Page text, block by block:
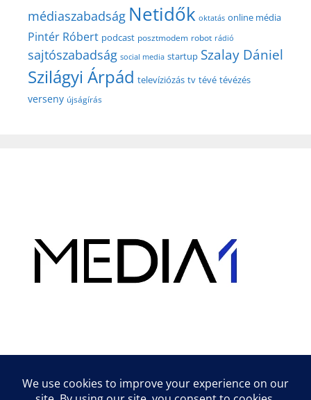
médiaszabadság Netidők oktatás online média
Pintér Róbert podcast posztmodem robot rádió
sajtószabadság social media startup Szalay Dániel
Szilágyi Árpád televíziózás tv tévé tévézés
verseny újságírás